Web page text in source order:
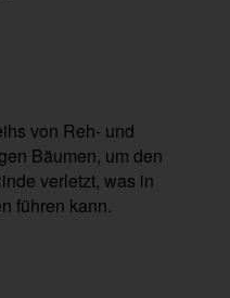
von Reh- und
Bäumen, um den
verletzt, was in
führen kann.